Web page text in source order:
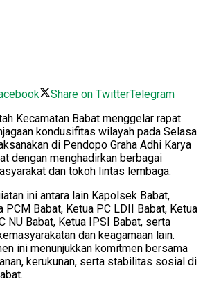
Share on TwitterTelegram
Kecamatan Babat menggelar rapat
kondusifitas wilayah pada Selasa
di Pendopo Graha Adhi Karya
dengan menghadirkan berbagai
dan tokoh lintas lembaga.
ini antara lain Kapolsek Babat,
PCM Babat, Ketua PC LDII Babat, Ketua
NU Babat, Ketua IPSI Babat, serta
dan keagamaan lain.
ini menunjukkan komitmen bersama
kerukunan, serta stabilitas sosial di